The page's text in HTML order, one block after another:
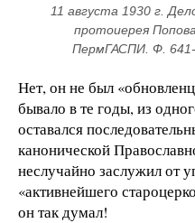
11 августа 1930 г.
протоиерея
ПермГАСПИ. Ф.
Нет, он не был
бывало в те годы, из
оставался
канонической
неслучайно заслужил от
«активнейшего
он так думал!